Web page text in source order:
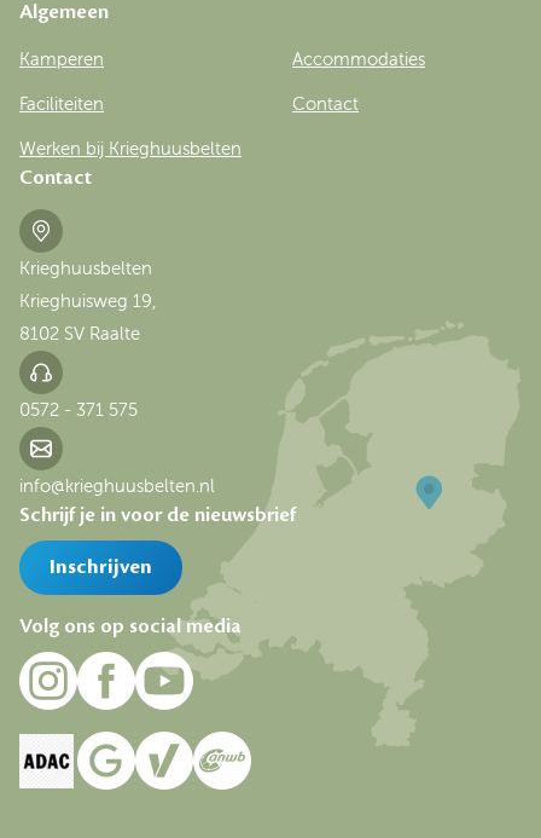
Schrijf je in voor de nieuwsbrief
Inschrijven
Volg ons op social media
Contact
Krieghuusbelten
Krieghuisweg 19,
8102 SV Raalte
0572 - 371 575
info@krieghuusbelten.nl
Algemeen
Kamperen Accommodaties
Faciliteiten Contact
Werken bij Krieghuusbelten